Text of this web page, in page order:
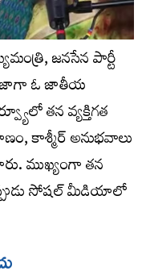
జనసేన పార్టీ
తాజాగా ఓ జాతీయ
తన వ్యక్తిగత
కాశ్మీర్ అనుభవాలు
ముఖ్యంగా తన
సోషల్ మీడియాలో